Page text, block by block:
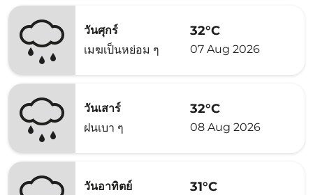
วันศุกร์
เมฆเป็นหย่อม ๆ
32°C
07 Aug 2026
วันเสาร์
ฝนเบา ๆ
32°C
08 Aug 2026
วันอาทิตย์
31°C